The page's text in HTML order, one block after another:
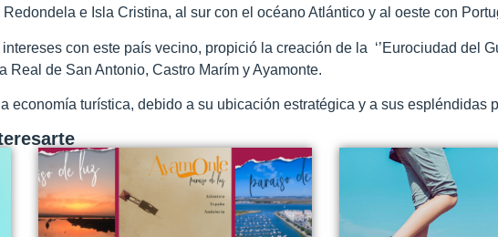
e Isla Cristina, al sur con el océano Atlántico y al oeste con
con este país vecino, propició la creación de la ‘’Eurociudad del
de San Antonio, Castro Marím y Ayamonte.
economía turística, debido a su ubicación estratégica y a sus espléndidas